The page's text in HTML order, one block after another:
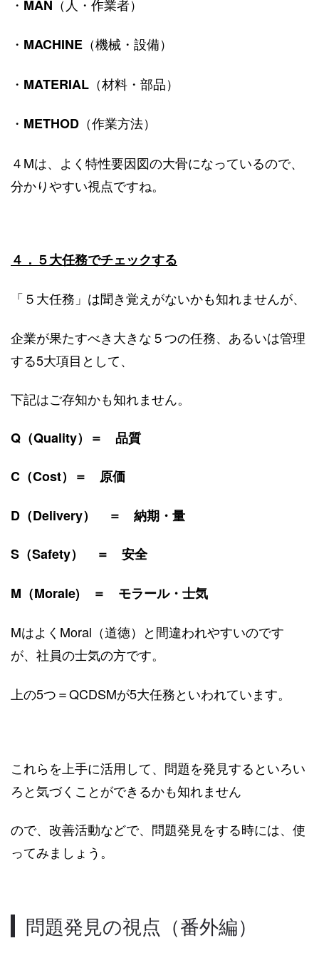
・ MAN （人・作業者）
・ MACHINE （機械・設備）
・ MATERIAL （材料・部品）
・ METHOD （作業方法）
４Mは、よく特性要因図の大骨になっているので、
分かりやすい視点ですね。
４．５大任務でチェックする
「５大任務」は聞き覚えがないかも知れませんが、
企業が果たすべき大きな５つの任務、あるいは管理
する5大項目として、
下記はご存知かも知れません。
Q（Quality）＝ 品質
C（Cost）＝ 原価
D（Delivery） ＝ 納期・量
S（Safety） ＝ 安全
M（Morale) ＝ モラール・士気
MはよくMoral（道徳）と間違われやすいのです
が、社員の士気の方です。
上の5つ＝QCDSMが5大任務といわれています。
これらを上手に活用して、問題を発見するといろい
ろと気づくことができるかも知れません
ので、改善活動などで、問題発見をする時には、使
ってみましょう。
問題発見の視点（番外編）